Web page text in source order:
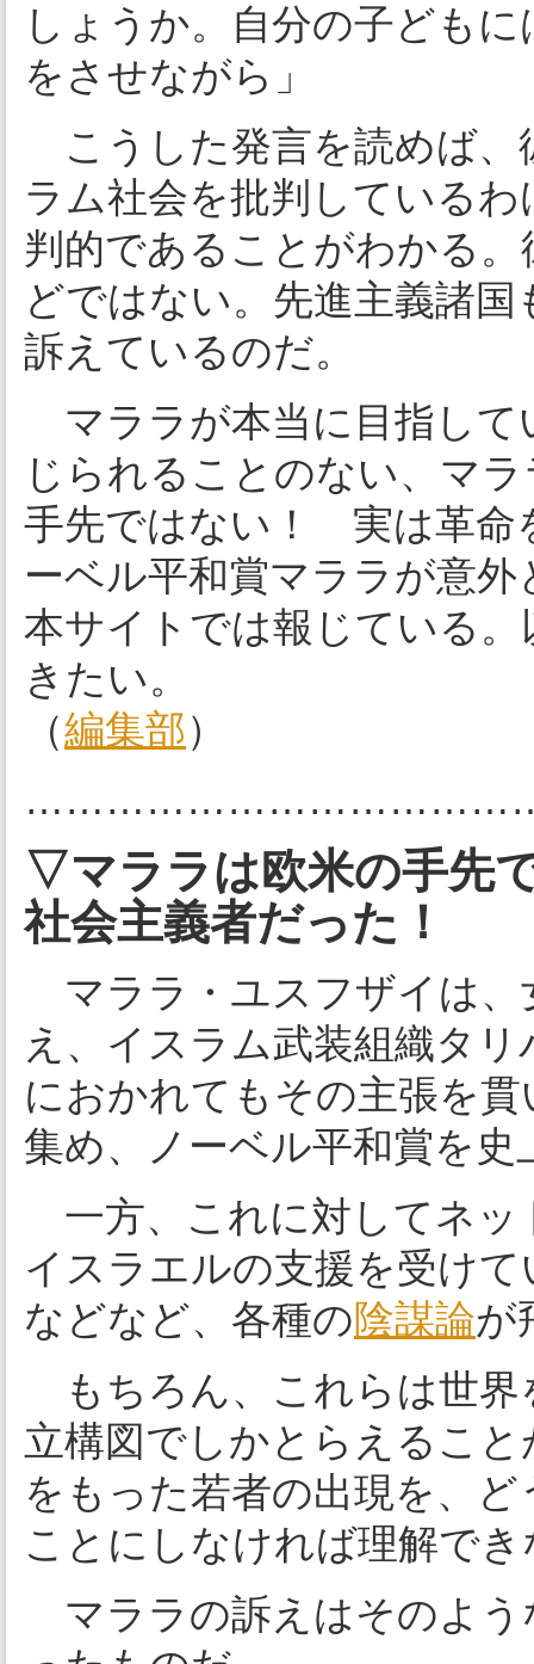
しょうか。自分の子ども
をさせながら」
こうした発言を読めば、
ラム社会を批判している
判的であることがわかる
どではない。先進主義諸
訴えているのだ。
マララが本当に目指して
じられることのない、マ
手先ではない！ 実は革命
ーベル平和賞マララが意
本サイトでは報じている
きたい。
（編集部）
▽マララは欧米の手先
社会主義者だった！
マララ・ユスフザイは、
え、イスラム武装組織タ
におかれてもその主張を
集め、ノーベル平和賞を史
一方、これに対してネッ
イスラエルの支援を受け
などなど、各種の陰謀論が
もちろん、これらは世界
立構図でしかとらえるこ
をもった若者の出現を、
ことにしなければ理解で
マララの訴えはそのよう